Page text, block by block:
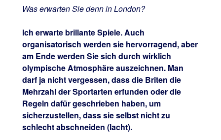
Was erwarten Sie denn in London?
Ich erwarte brillante Spiele. Auch
organisatorisch werden sie hervorragend, aber
am Ende werden Sie sich durch wirklich
olympische Atmosphäre auszeichnen. Man
darf ja nicht vergessen, dass die Briten die
Mehrzahl der Sportarten erfunden oder die
Regeln dafür geschrieben haben, um
sicherzustellen, dass sie selbst nicht zu
schlecht abschneiden (lacht).